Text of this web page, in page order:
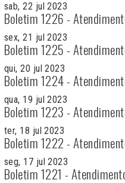
sab, 22 jul 2023
Boletim 1226 -
sex, 21 jul 2023
Boletim 1225 -
qui, 20 jul 2023
Boletim 1224 -
qua, 19 jul 2023
Boletim 1223 -
ter, 18 jul 2023
Boletim 1222 -
seg, 17 jul 2023
Boletim 1221 -